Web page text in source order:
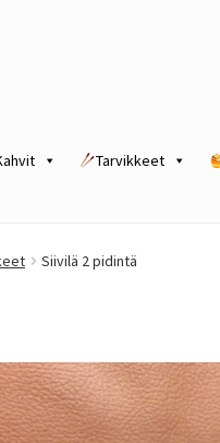
Tarvikkeet
Siivilä 2 pidintä